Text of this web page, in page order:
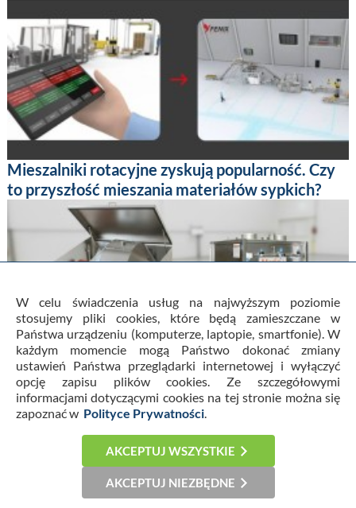
STREFA MANAGERA
Mieszalniki rotacyjne zyskują popularność. Czy
to przyszłość mieszania materiałów sypkich?
Pakowanie farmaceutyków w saszetki i stick
packi. Nowoczesne rozwiązania dla przemysłu
farmaceutycznego
W celu świadczenia usług na najwyższym poziomie
stosujemy pliki cookies, które będą zamieszczane w
Państwa urządzeniu (komputerze, laptopie, smartfonie). W
każdym momencie mogą Państwo dokonać zmiany
ustawień Państwa przeglądarki internetowej i wyłączyć
opcję zapisu plików cookies. Ze szczegółowymi
informacjami dotyczącymi cookies na tej stronie można się
zapoznać w Polityce Prywatności.
AKCEPTUJ WSZYSTKIE
AKCEPTUJ NIEZBĘDNE